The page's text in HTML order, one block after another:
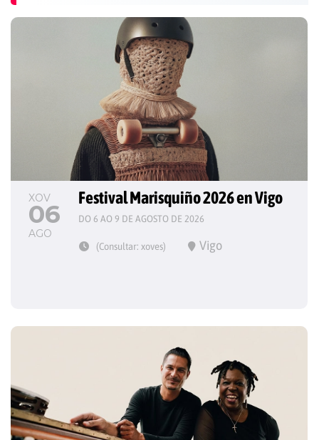
XOV
06
AGO
Festival Marisquiño 2026 en Vigo
DO 6 AO 9 DE AGOSTO DE 2026
(Consultar: xoves) Vigo